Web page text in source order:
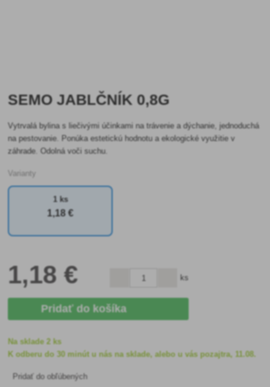
SEMO JABLČNÍK 0,8G
Vytrvalá bylina s liečivými účinkami na trávenie a dýchanie, jednoduchá
na pestovanie. Ponúka estetickú hodnotu a ekologické využitie v
záhrade. Odolná voči suchu.
Varianty
1 ks
1,18 €
1,18 € ks
Pridať do košíka
Na sklade 2 ks
K odberu do 30 minút u nás na sklade, alebo u vás pozajtra, 11.08.
Pridať do obľúbených